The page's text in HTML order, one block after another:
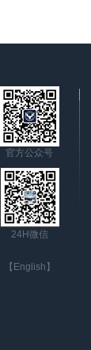
官方公众号
24H微信
【English】